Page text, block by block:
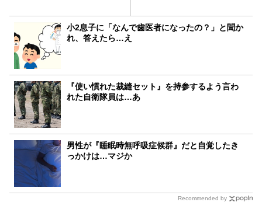
小2息子に「なんで歯医者になったの？」と聞か
れ、答えたら…え
『使い慣れた裁縫セット』を持参するよう言わ
れた自衛隊員は…あ
男性が『睡眠時無呼吸症候群』だと自覚したき
っかけは…マジか
Recommended by